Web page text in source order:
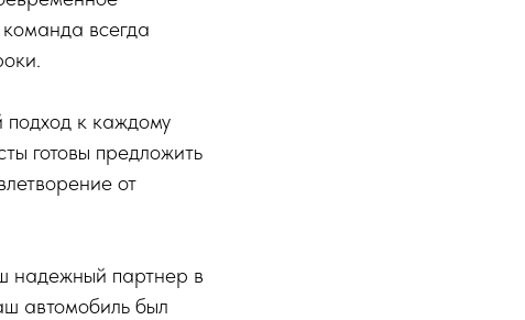
всегда
подход к каждому
готовы предложить
от
надежный партнер в
автомобиль был